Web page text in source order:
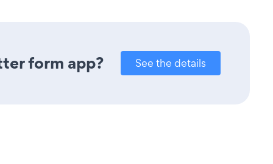
form app? See the details